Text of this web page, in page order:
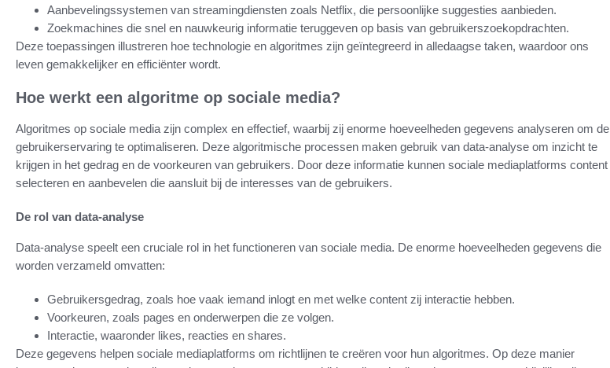
Aanbevelingssystemen van streamingdiensten zoals Netflix, die persoonlijke suggesties aanbieden.
Zoekmachines die snel en nauwkeurig informatie teruggeven op basis van gebruikerszoekopdrachten.
Deze toepassingen illustreren hoe technologie en algoritmes zijn geïntegreerd in alledaagse taken, waardoor ons
leven gemakkelijker en efficiënter wordt.
Hoe werkt een algoritme op sociale media?
Algoritmes op sociale media zijn complex en effectief, waarbij zij enorme hoeveelheden gegevens analyseren om de
gebruikerservaring te optimaliseren. Deze algoritmische processen maken gebruik van data-analyse om inzicht te
krijgen in het gedrag en de voorkeuren van gebruikers. Door deze informatie kunnen sociale mediaplatforms content
selecteren en aanbevelen die aansluit bij de interesses van de gebruikers.
De rol van data-analyse
Data-analyse speelt een cruciale rol in het functioneren van sociale media. De enorme hoeveelheden gegevens die
worden verzameld omvatten:
Gebruikersgedrag, zoals hoe vaak iemand inlogt en met welke content zij interactie hebben.
Voorkeuren, zoals pages en onderwerpen die ze volgen.
Interactie, waaronder likes, reacties en shares.
Deze gegevens helpen sociale mediaplatforms om richtlijnen te creëren voor hun algoritmes. Op deze manier